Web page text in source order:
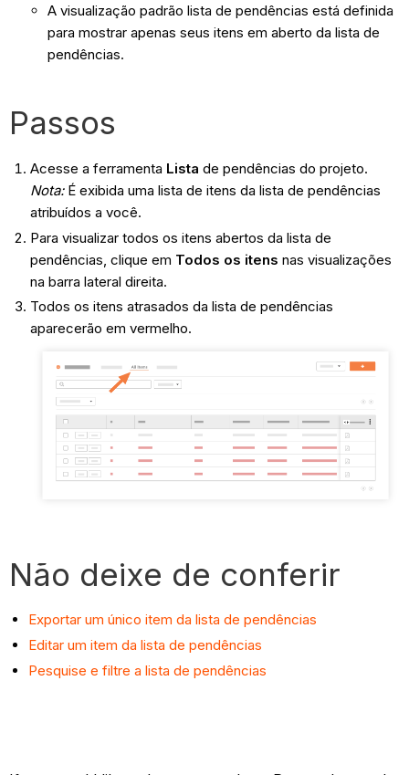
A visualização padrão lista de pendências está definida
para mostrar apenas seus itens em aberto da lista de
pendências.
Passos
Acesse a ferramenta Lista de pendências do projeto.
Nota:É exibida uma lista de itens da lista de pendências
atribuídos a você.
Para visualizar todos os itens abertos da lista de
pendências, clique em Todos os itens nas visualizações
na barra lateral direita.
Todos os itens atrasados da lista de pendências
aparecerão em vermelho.
Não deixe de conferir
Exportar um único item da lista de pendências
Editar um item da lista de pendências
Pesquise e filtre a lista de pendências